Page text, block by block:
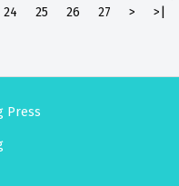
24 25 26 27 > >|
Press